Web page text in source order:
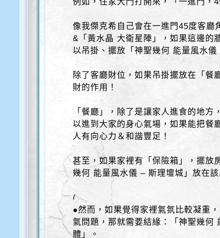
像我傑克希自己會在一進門45度客廳
&「黃水晶 大衛星陣」，如果這邊的
以吊掛、擺放「神聖幾何 能量風水
除了客廳財位，如果吊掛擺放在「餐
財的作用！
「餐廳」，除了是讓家人進食的地
以進到大家的身心氣場，如果能把餐
人有向心力＆和諧豐足！
甚至，如果家裡有「保險箱」，擺放
幾何 能量風水儀 – 斯理壇城」放在
/
●然而，如果覺得家裡氣氛比較凝重
氣問題，那就需要結緣：「神聖幾何
體」。